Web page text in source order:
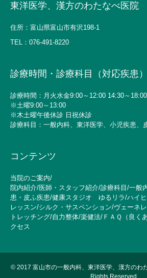
東洋医学、漢方のわたなべ医院
住所：富山県富山市有沢198-1
TEL： 076-491-8220
診療時間・診療科目（対応疾患）
診療時間：月火水金9:00～12:00 14:30～18:00
※土曜9:00～13:00
※木土曜午後休診 日祝休診
診療科目：一般内科、東洋医学、小児疾患、
コンテンツ
当院のご案内/
院内紹介/医師・スタッフ紹介/診療科目 /一般
患・皮ふ疾患/健康スタジオ ゆるリラ/ハイ
レッスン/シルク・サスペンション/ヴェーネ
トレッチング/自力整体/楽健法/ ＦＡＱ（良く
クセス
© 2017 富山市の一般内科、東洋医学、漢方のわ
Rights Reserved.